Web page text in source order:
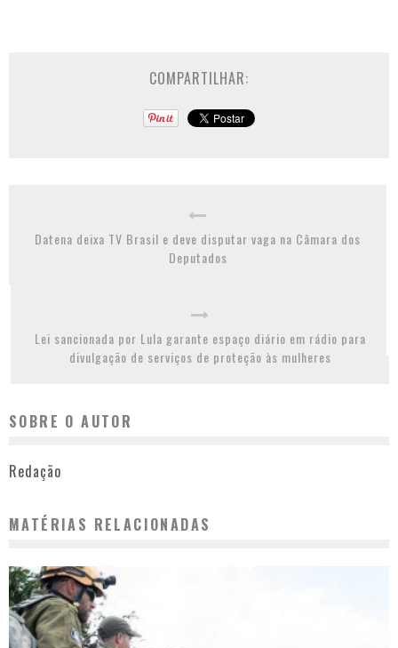
COMPARTILHAR:
Datena deixa TV Brasil e deve disputar vaga na Câmara dos
Deputados
Lei sancionada por Lula garante espaço diário em rádio para
divulgação de serviços de proteção às mulheres
SOBRE O AUTOR
Redação
MATÉRIAS RELACIONADAS